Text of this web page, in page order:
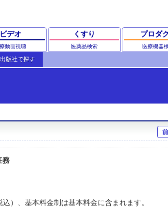
ビデオ
動画視聴
くすり
医薬品検索
プロダ
医療機器
版社で探す
務
）、基本料金制は基本料金に含まれます。